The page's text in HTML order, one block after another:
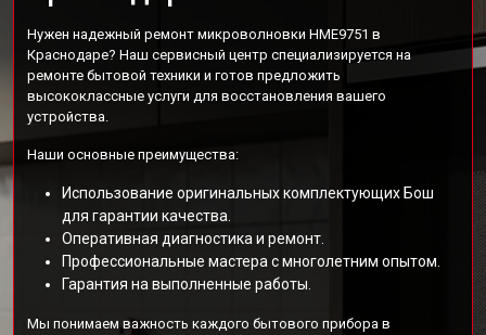
Нужен надежный ремонт микроволновки HME9751 в
Краснодаре? Наш сервисный центр специализируется на
ремонте бытовой техники и готов предложить
высококлассные услуги для восстановления вашего
устройства.
Наши основные преимущества:
Использование оригинальных комплектующих Бош
для гарантии качества.
Оперативная диагностика и ремонт.
Профессиональные мастера с многолетним опытом.
Гарантия на выполненные работы.
Мы понимаем важность каждого бытового прибора в